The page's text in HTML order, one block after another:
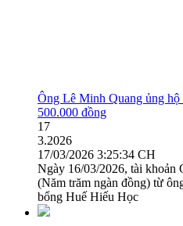
Ông Lê Minh Quang ủng
500.000 đồng
17
3.2026
17/03/2026 3:25:34 CH
Ngày 16/03/2026, tài khoản
(Năm trăm ngàn đồng) từ
bổng Huế Hiếu Học